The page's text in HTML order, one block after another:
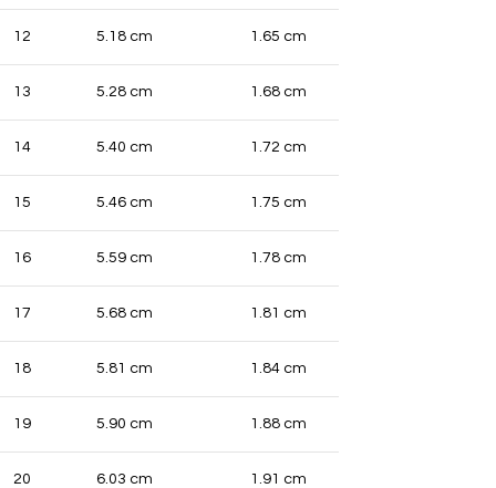
12 5.18 cm 1.65 cm
13 5.28 cm 1.68 cm
14 5.40 cm 1.72 cm
15 5.46 cm 1.75 cm
16 5.59 cm 1.78 cm
17 5.68 cm 1.81 cm
18 5.81 cm 1.84 cm
19 5.90 cm 1.88 cm
20 6.03 cm 1.91 cm